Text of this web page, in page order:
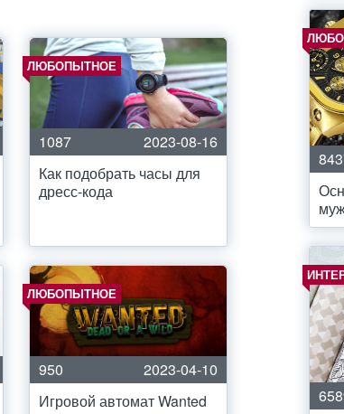
ЛЮБОПЫТНОЕ
1087
2023-08-16
Как подобрать часы для
дресс-кода
ЛЮБОПЫТНОЕ
950
2023-04-10
Игровой автомат Wanted